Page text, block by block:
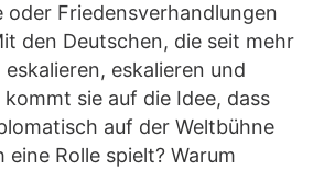
oder Friedensverhandlungen
den Deutschen, die seit mehr
eskalieren und
kommt sie auf die Idee, dass
auf der Weltbühne
Rolle spielt? Warum